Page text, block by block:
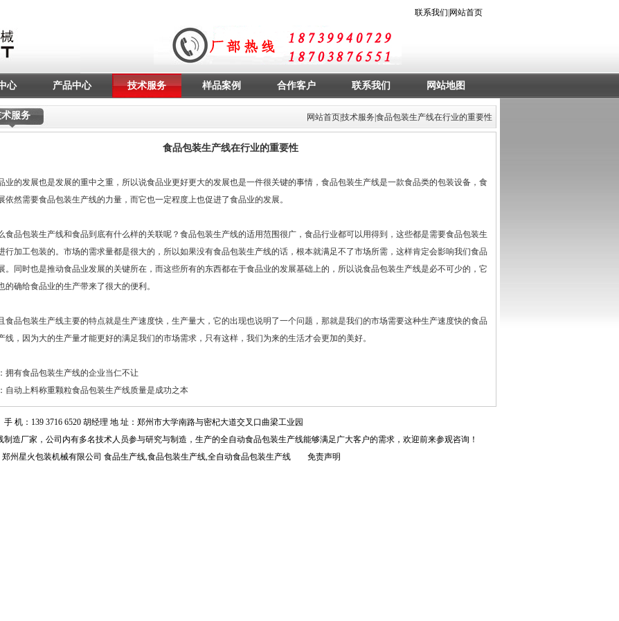
联系我们 网站首页
心 产品中心 技术服务 样品案例 合作客户 联系我们 网站地图
服务 网站首页技术服务 |食品包装生产线在行业的重要性
食品包装生产线在行业的重要性
的发展也是发展的重中之重，所以说食品业更好更大的发展也是一件很关键的事情，食品包装生产线是一款食品类的包装设备，食
依然需要食品包装生产线的力量，而它也一定程度上也促进了食品业的发展。
品包装生产线和食品到底有什么样的关联呢？食品包装生产线的适用范围很广，食品行业都可以用得到，这些都是需要食品包装生
行加工包装的。市场的需求量都是很大的，所以如果没有食品包装生产线的话，根本就满足不了市场所需，这样肯定会影响我们食品
。同时也是推动食品业发展的关键所在，而这些所有的东西都在于食品业的发展基础上的，所以说食品包装生产线是必不可少的，它
的确给食品业的生产带来了很大的便利。
食品包装生产线主要的特点就是生产速度快，生产量大，它的出现也说明了一个问题，那就是我们的市场需要这种生产速度快的食品
线，因为大的生产量才能更好的满足我们的市场需求，只有这样，我们为来的生活才会更加的美好。
拥有食品包装生产线的企业当仁不让
自动上料称重颗粒食品包装生产线质量是成功之本
手 机：139 3716 6520 胡经理 地 址：郑州市大学南路与密杞大道交叉口曲梁工业园
制造厂家，公司内有多名技术人员参与研究与制造，生产的全自动食品包装生产线能够满足广大客户的需求，欢迎前来参观咨询！
郑州星火包装机械有限公司 食品生产线,食品包装生产线,全自动食品包装生产线 免责声明